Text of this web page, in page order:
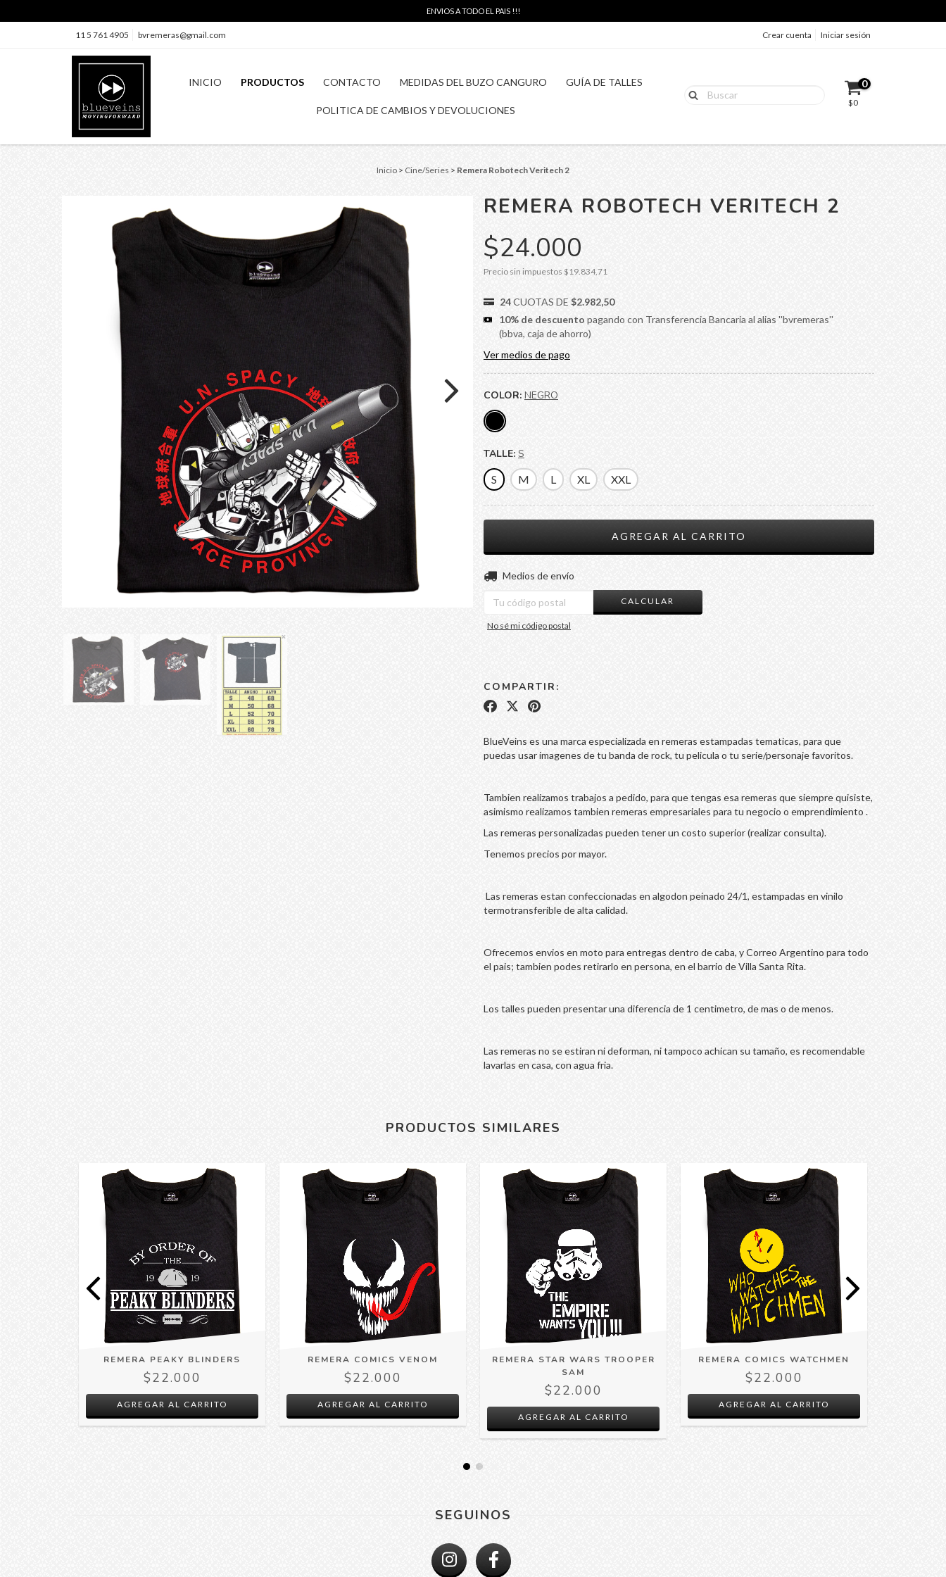
ENVIOS A TODO EL PAIS !!!
11 5 761 4905 bvremeras@gmail.com Crear cuenta Iniciar sesión
INICIO PRODUCTOS CONTACTO MEDIDAS DEL BUZO CANGURO GUÍA DE TALLES
POLITICA DE CAMBIOS Y DEVOLUCIONES
0
$0
Inicio > Cine/Series > Remera Robotech Veritech 2
REMERA ROBOTECH VERITECH 2
$24.000
Precio sin impuestos $19.834,71
24CUOTAS DE $2.982,50
10% de descuento pagando con Transferencia Bancaria al alias ''bvremeras''
(bbva, caja de ahorro)
Ver medios de pago
COLOR: NEGRO
TALLE: S
S
M L XL XXL
Entregas para el CP:
Medios de envío
CALCULAR
No sé mi código postal
COMPARTIR:
BlueVeins es una marca especializada en remeras estampadas tematicas, para que
puedas usar imagenes de tu banda de rock, tu pelicula o tu serie/personaje favoritos.
Tambien realizamos trabajos a pedido, para que tengas esa remeras que siempre quisiste,
asimismo realizamos tambien remeras empresariales para tu negocio o emprendimiento .
Las remeras personalizadas pueden tener un costo superior (realizar consulta).
Tenemos precios por mayor.
Las remeras estan confeccionadas en algodon peinado 24/1, estampadas en vinilo
termotransferible de alta calidad.
Ofrecemos envios en moto para entregas dentro de caba, y Correo Argentino para todo
el pais; tambien podes retirarlo en persona, en el barrio de Villa Santa Rita.
Los talles pueden presentar una diferencia de 1 centimetro, de mas o de menos.
Las remeras no se estiran ni deforman, ni tampoco achican su tamaño, es recomendable
lavarlas en casa, con agua fria.
PRODUCTOS SIMILARES
REMERA PEAKY BLINDERS
$22.000
AGREGAR AL CARRITO
REMERA COMICS VENOM
$22.000
AGREGAR AL CARRITO
REMERA STAR WARS TROOPER
SAM
$22.000
AGREGAR AL CARRITO
REMERA COMICS WATCHMEN
$22.000
AGREGAR AL CARRITO
SEGUINOS